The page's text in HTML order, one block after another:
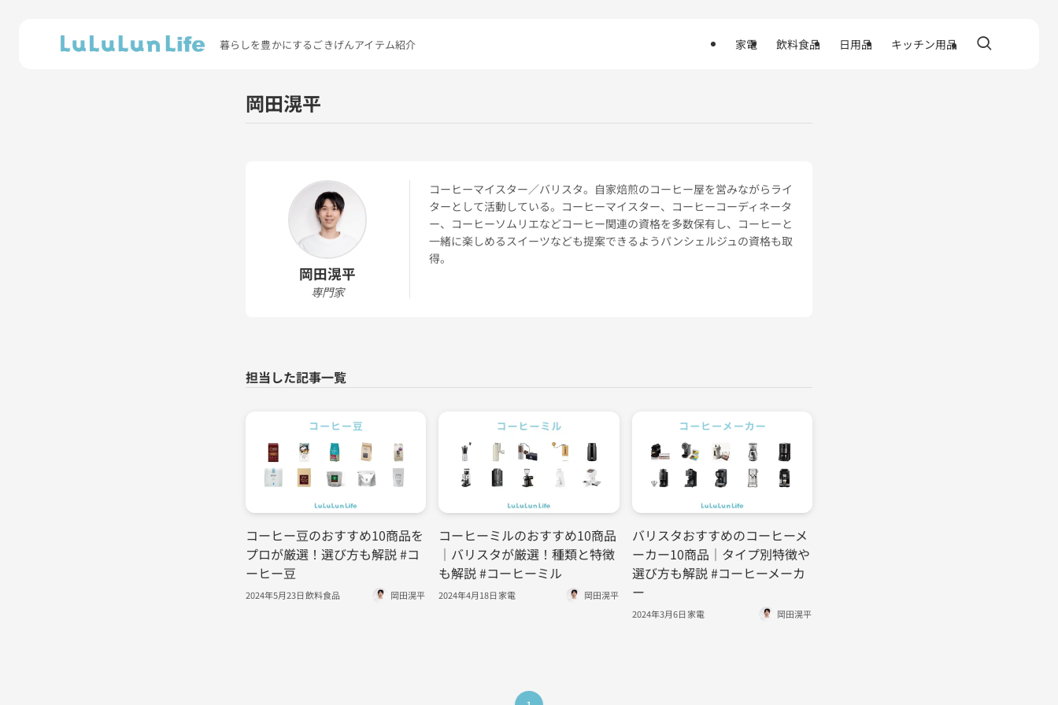
暮らしを豊かにするごきげんアイテム紹介 家電 飲料食品 日用品 キッチン用品
岡田滉平
岡田滉平
専門家
コーヒーマイスター／バリスタ。自家焙煎のコーヒー屋を営みながらライ
ターとして活動している。コーヒーマイスター、コーヒーコーディネータ
ー、コーヒーソムリエなどコーヒー関連の資格を多数保有し、コーヒーと
一緒に楽しめるスイーツなども提案できるようパンシェルジュの資格も取
得。
コーヒー豆のおすすめ10商品を
プロが厳選！選び方も解説 #コ
ーヒー豆
2024年5月23日飲料食品 岡田滉平
コーヒーミルのおすすめ10商品
｜バリスタが厳選！種類と特徴
も解説 #コーヒーミル
2024年4月18日家電 岡田滉平
バリスタおすすめのコーヒーメ
ーカー10商品｜タイプ別特徴や
選び方も解説 #コーヒーメーカ
ー
2024年3月6日家電 岡田滉平